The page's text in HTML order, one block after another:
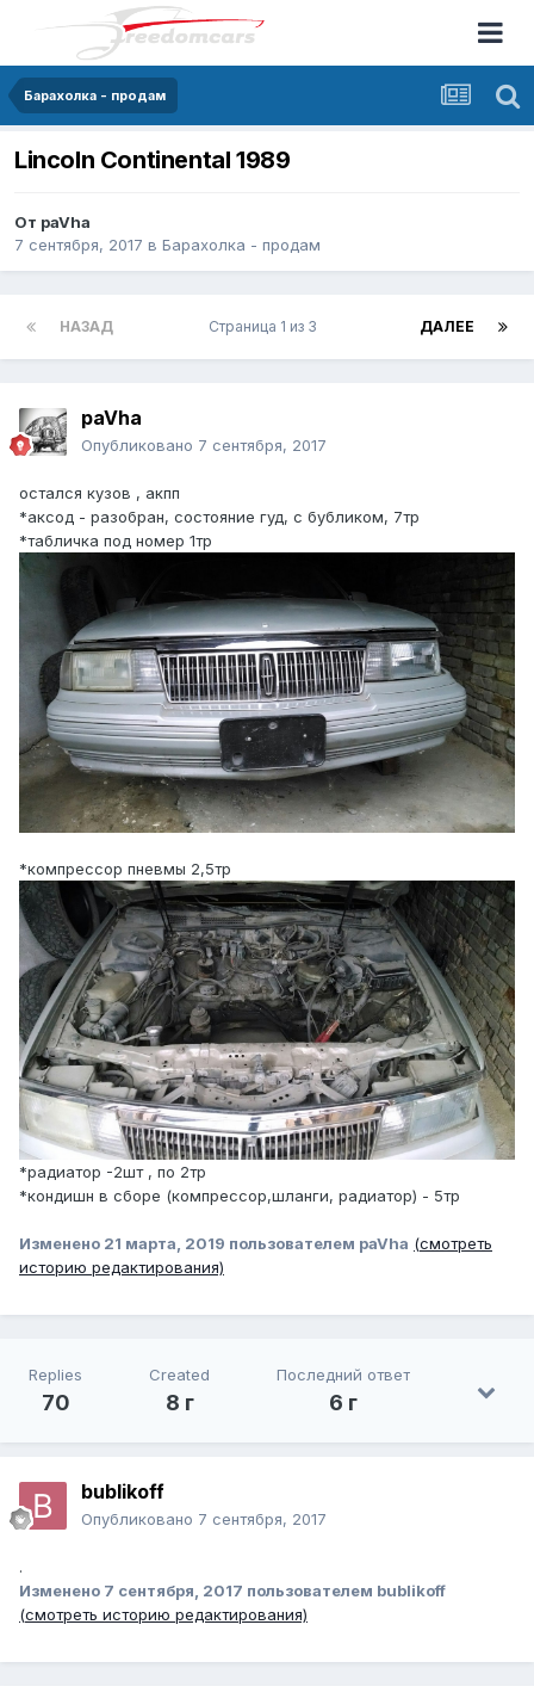
Барахолка - продам
Lincoln Continental 1989
От paVha
7 сентября, 2017 в Барахолка - продам
НАЗАД ДАЛЕЕ
Страница 1 из 3
paVha
Опубликовано 7 сентября, 2017
остался кузов , акпп
*аксод - разобран, состояние гуд, с бубликом, 7тр
*табличка под номер 1тр
*компрессор пневмы 2,5тр
*радиатор -2шт , по 2тр
*кондишн в сборе (компрессор,шланги, радиатор) - 5тр
Изменено 21 марта, 2019 пользователем paVha (смотреть
историю редактирования)
Replies
70
Created
8 г
Последний ответ
6 г
bublikoff
Опубликовано 7 сентября, 2017
.
Изменено 7 сентября, 2017 пользователем bublikoff
(смотреть историю редактирования)